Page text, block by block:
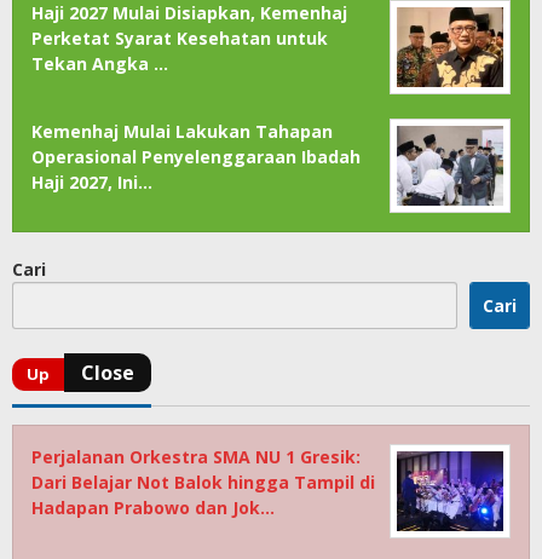
Haji 2027 Mulai Disiapkan, Kemenhaj
Perketat Syarat Kesehatan untuk
Tekan Angka …
Kemenhaj Mulai Lakukan Tahapan
Operasional Penyelenggaraan Ibadah
Haji 2027, Ini…
Cari
Cari
Perjalanan Orkestra SMA NU 1 Gresik:
Dari Belajar Not Balok hingga Tampil di
Hadapan Prabowo dan Jok…